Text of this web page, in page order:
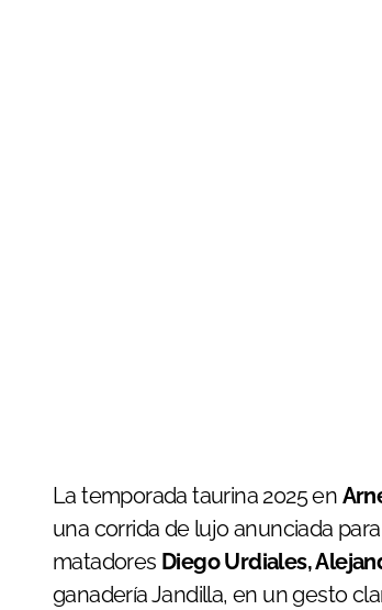
La temporada taurina 2025 en
una corrida de lujo anunciada
matadores Diego Urdiales,
ganadería Jandilla, en un gesto